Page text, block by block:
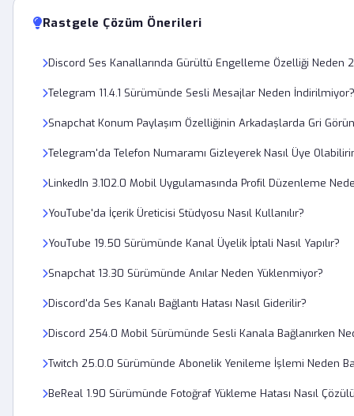
Rastgele Çözüm Önerileri
Discord Ses Kanallarında Gürültü Engelleme Özelliği Neden
Telegram 11.4.1 Sürümünde Sesli Mesajlar Neden İndirilmiyor?
Snapchat Konum Paylaşım Özelliğinin Arkadaşlarda Gri
Telegram'da Telefon Numaramı Gizleyerek Nasıl Üye
LinkedIn 3.102.0 Mobil Uygulamasında Profil Düzenleme
YouTube'da İçerik Üreticisi Stüdyosu Nasıl Kullanılır?
YouTube 19.50 Sürümünde Kanal Üyelik İptali Nasıl Yapılır?
Snapchat 13.30 Sürümünde Anılar Neden Yüklenmiyor?
Discord'da Ses Kanalı Bağlantı Hatası Nasıl Giderilir?
Discord 254.0 Mobil Sürümünde Sesli Kanala Bağlanırken
Twitch 25.0.0 Sürümünde Abonelik Yenileme İşlemi Neden
BeReal 1.90 Sürümünde Fotoğraf Yükleme Hatası Nasıl